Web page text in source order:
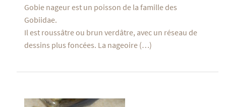
Gobie nageur est un poisson de la famille des
Gobiidae.
Il est roussâtre ou brun verdâtre, avec un réseau de
dessins plus foncées. La nageoire (…)